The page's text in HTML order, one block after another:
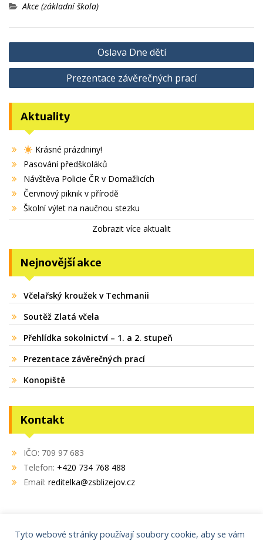
Akce (základní škola)
Navigace
pro
Oslava Dne dětí
Prezentace závěrečných prací
Aktuality
Krásné prázdniny!
Pasování předškoláků
Návštěva Policie ČR v Domažlicích
Červnový piknik v přírodě
Školní výlet na naučnou stezku
Zobrazit více aktualit
Nejnovější akce
Včelařský kroužek v Techmanii
Soutěž Zlatá včela
Přehlídka sokolnictví – 1. a 2. stupeň
Prezentace závěrečných prací
Konopiště
Kontakt
IČO: 709 97 683
Telefon: +420 734 768 488
Email: reditelka@zsblizejov.cz
Tyto webové stránky používají soubory cookie, aby se vám